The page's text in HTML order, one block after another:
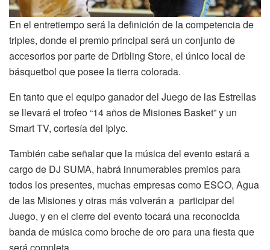
En el entretiempo será la definición de la competencia de
triples, donde el premio principal será un conjunto de
accesorios por parte de Dribling Store, el único local de
básquetbol que posee la tierra colorada.
En tanto que el equipo ganador del Juego de las Estrellas
se llevará el trofeo “14 años de Misiones Basket” y un
Smart TV, cortesía del Iplyc.
También cabe señalar que la música del evento estará a
cargo de DJ SUMA, habrá innumerables premios para
todos los presentes, muchas empresas como ESCO, Agua
de las Misiones y otras más volverán a participar del
Juego, y en el cierre del evento tocará una reconocida
banda de música como broche de oro para una fiesta que
será completa.